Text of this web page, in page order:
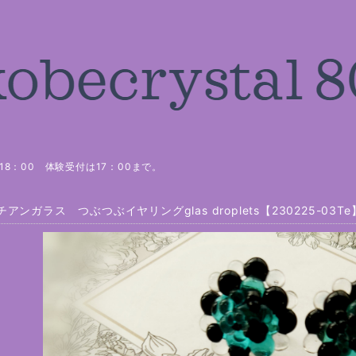
：00 体験受付は17：00まで。
アンガラス つぶつぶイヤリングglas droplets【230225-03Te